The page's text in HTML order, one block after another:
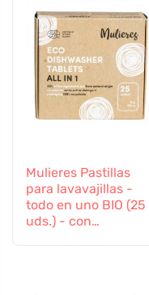
Mulieres Pastillas
para lavavajillas -
todo en uno BIO (25
uds.) - con